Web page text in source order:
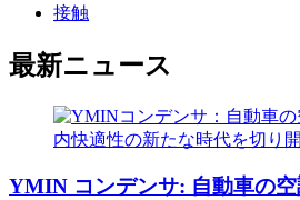
接触
最新ニュース
YMIN コンデンサ: 自動車の